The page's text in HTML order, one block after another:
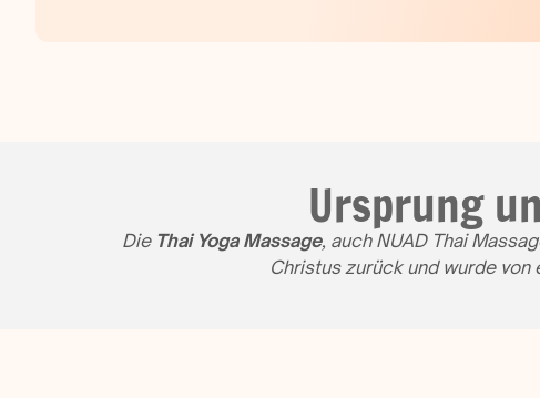
Ursprung
DieThai Yoga Massage, auch NUAD Thai
Christus zurück und wurde von